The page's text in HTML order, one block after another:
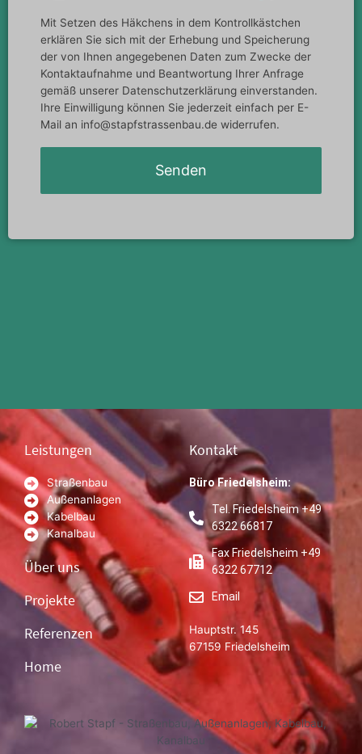
Mit Setzen des Häkchens in dem Kontrollkästchen
erklären Sie sich mit der Erhebung und Speicherung
der von Ihnen angegebenen Daten zum Zwecke der
Kontaktaufnahme und Beantwortung Ihrer Anfrage
gemäß unserer Datenschutzerklärung einverstanden.
Ihre Einwilligung können Sie jederzeit einfach per E-
Mail an info@stapfstrassenbau.de widerrufen.
Leistungen
Straßenbau
Außenanlagen
Kabelbau
Kanalbau
Über uns
Projekte
Referenzen
Home
Kontakt
Büro Friedelsheim:
Tel. Friedelsheim +49
6322 66817
Fax Friedelsheim +49
6322 67712
Email
Hauptstr. 145
67159 Friedelsheim